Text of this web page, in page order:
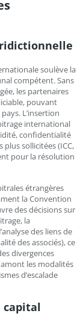
soulève la
compétent. Sans
les partenaires
pouvant
L’insertion
international
confidentialité
sollicitées (ICC,
pour la résolution
étrangères
la Convention
des décisions sur
la
des liens de
des associés), ce
divergences
les modalités
d’escalade
capital